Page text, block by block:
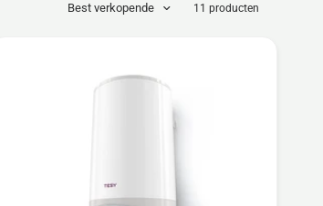
Best verkopende 11 producten